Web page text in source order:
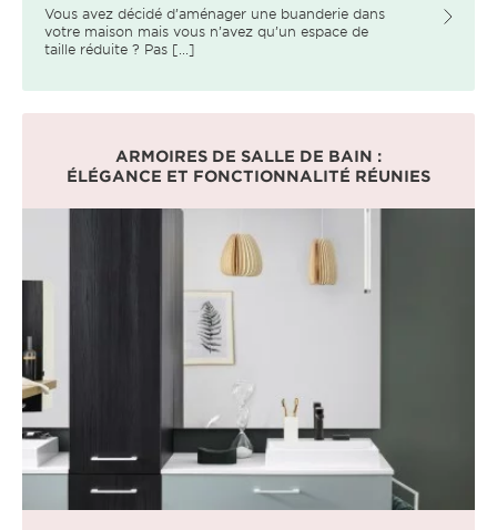
Vous avez décidé d’aménager une buanderie dans
votre maison mais vous n’avez qu’un espace de
taille réduite ? Pas [...]
ARMOIRES DE SALLE DE BAIN :
ÉLÉGANCE ET FONCTIONNALITÉ RÉUNIES